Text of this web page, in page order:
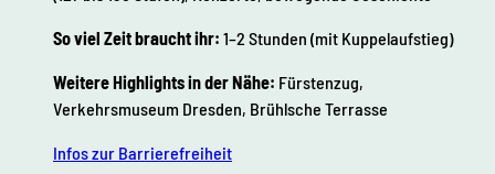
So viel Zeit braucht ihr: 1–2 Stunden (mit Kuppelaufstieg)
Weitere Highlights in der Nähe: Fürstenzug,
Verkehrsmuseum Dresden, Brühlsche Terrasse
Infos zur Barrierefreiheit